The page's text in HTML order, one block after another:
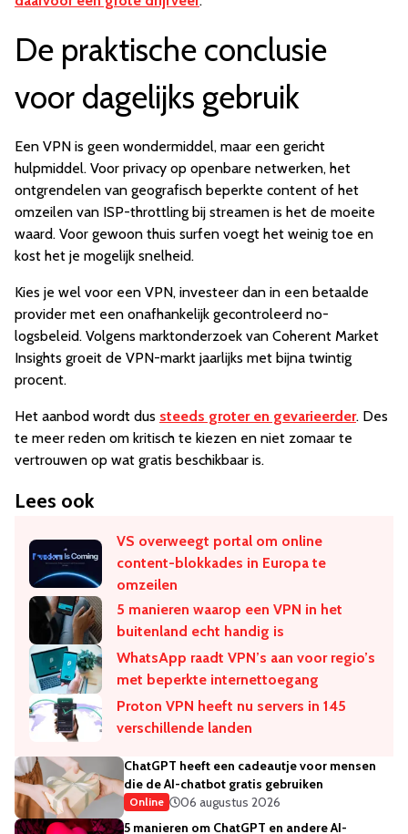
De praktische conclusie
voor dagelijks gebruik
Een VPN is geen wondermiddel, maar een gericht
hulpmiddel. Voor privacy op openbare netwerken, het
ontgrendelen van geografisch beperkte content of het
omzeilen van ISP-throttling bij streamen is het de moeite
waard. Voor gewoon thuis surfen voegt het weinig toe en
kost het je mogelijk snelheid.
Kies je wel voor een VPN, investeer dan in een betaalde
provider met een onafhankelijk gecontroleerd no-
logsbeleid. Volgens marktonderzoek van Coherent Market
Insights groeit de VPN-markt jaarlijks met bijna twintig
procent.
Het aanbod wordt dus steeds groter en gevarieerder. Des
te meer reden om kritisch te kiezen en niet zomaar te
vertrouwen op wat gratis beschikbaar is.
Lees ook
VS overweegt portal om online
content-blokkades in Europa te
omzeilen
5 manieren waarop een VPN in het
buitenland echt handig is
WhatsApp raadt VPN’s aan voor regio’s
met beperkte internettoegang
Proton VPN heeft nu servers in 145
verschillende landen
ChatGPT heeft een cadeautje voor mensen
die de AI-chatbot gratis gebruiken
Online
06 augustus 2026
5 manieren om ChatGPT en andere AI-